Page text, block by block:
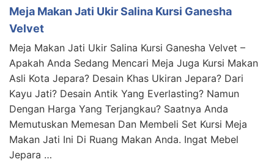
Meja Makan Jati Ukir Salina Kursi Ganesha
Velvet
Meja Makan Jati Ukir Salina Kursi Ganesha Velvet –
Apakah Anda Sedang Mencari Meja Juga Kursi Makan
Asli Kota Jepara? Desain Khas Ukiran Jepara? Dari
Kayu Jati? Desain Antik Yang Everlasting? Namun
Dengan Harga Yang Terjangkau? Saatnya Anda
Memutuskan Memesan Dan Membeli Set Kursi Meja
Makan Jati Ini Di Ruang Makan Anda. Ingat Mebel
Jepara …